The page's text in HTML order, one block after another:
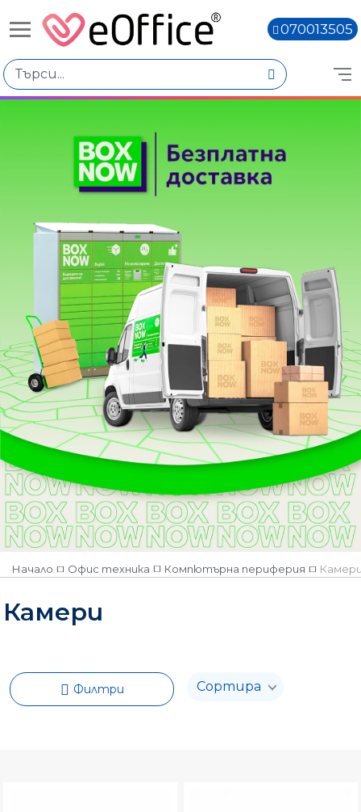
070013505
Избери по
Цена
€20.01 - €60.00
€140.04 - €180.03
Spire
Черен
Количество
Наличен
Няма наличност
Начало Офис техника Компютърна периферия
Камери
Филтри